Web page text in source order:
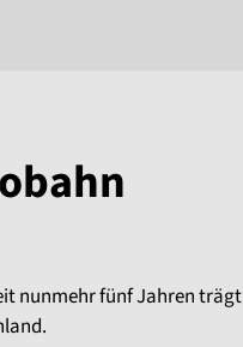
nunmehr fünf Jahren trägt